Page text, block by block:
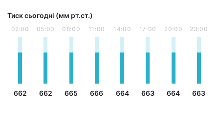
Тиск сьогодні (мм рт.ст.)
02:00
662
05:00
662
08:00
665
11:00
666
14:00
664
17:00
663
20:00
664
23:00
663